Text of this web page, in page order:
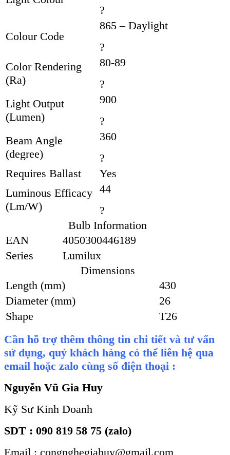
?
Colour Code
865 – Daylight
?
Color Rendering
(Ra)
80-89
?
Light Output
(Lumen)
900
?
Beam Angle
(degree)
360
?
Requires Ballast
Yes
Luminous Efficacy
(Lm/W)
44
?
Bulb Information
EAN
4050300446189
Series
Lumilux
Dimensions
Length (mm)
430
Diameter (mm)
26
Shape
T26
Cần hỗ trợ thêm thông tin chi tiết và tư vấn
sử dụng, quý khách hàng có thể liên hệ qua
email hoặc zalo cùng số điện thoại :
Nguyễn Vũ Gia Huy
Kỹ Sư Kinh Doanh
SDT : 090 819 58 75 (zalo)
Email : congnghegiahuy@gmail.com